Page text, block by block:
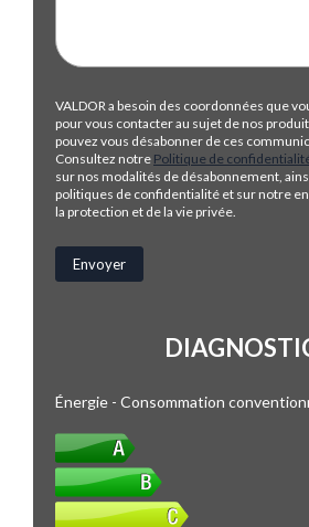
VALDOR a besoin des coordonnées que
pour vous contacter au sujet de nos
pouvez vous désabonner de ces
Consultez notre Politique de
sur nos modalités de désabonnement,
politiques de confidentialité et sur notre
la protection et de la vie privée.
Énergie - Consommation